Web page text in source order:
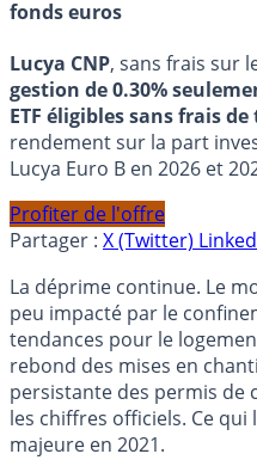
fonds euros
Lucya CNP, sans frais sur
gestion de 0.30%
ETF éligibles sans frais
rendement sur la part
Lucya Euro B en 2026 et
Profiter de l'offre
Partager : X (Twitter)
La déprime continue. Le
peu impacté par le
tendances pour le
rebond des mises en
persistante des permis
les chiffres officiels. Ce
majeure en 2021.